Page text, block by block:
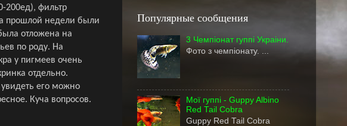
200ед), фильтр
прошлой недели были
отложена на
по роду. На
у пигмеев очень
отдельно.
его можно
Куча вопросов.
Популярные сообщения
3 Чемпіонат гуппі Украіни.
Фото з чемпіонату. ...
Мої гуппі - Guppy Albino
Red Tail Cobra
Guppy Red Tail Cobra